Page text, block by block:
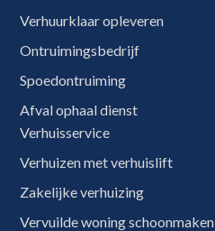
Verhuurklaar opleveren
Ontruimingsbedrijf
Spoedontruiming
Afval ophaal dienst
Verhuisservice
Verhuizen met verhuislift
Zakelijke verhuizing
Vervuilde woning schoonmaken